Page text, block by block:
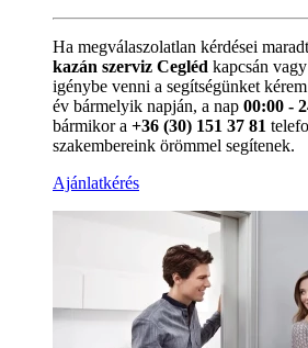
Ha megválaszolatlan kérdései
kazán szerviz Cegléd kapcsán
igénybe venni a segítségünket
év bármelyik napján, a nap 00:00 -
bármikor a +36 (30) 151 37 81
szakembereink örömmel segítenek.
Ajánlatkérés